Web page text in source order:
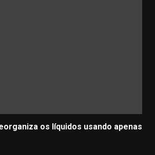
os líquidos usando apenas